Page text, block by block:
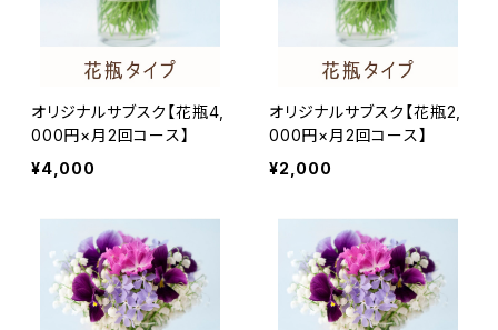
オリジナルサブスク【花瓶4,
000円×月2回コース】
¥4,000
オリジナルサブスク【花瓶2,
000円×月2回コース】
¥2,000